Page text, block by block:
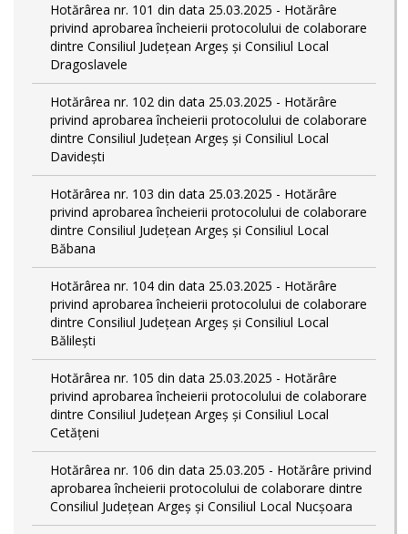
Hotărârea nr. 101 din data 25.03.2025 - Hotărâre
privind aprobarea încheierii protocolului de colaborare
dintre Consiliul Județean Argeș și Consiliul Local
Dragoslavele
Hotărârea nr. 102 din data 25.03.2025 - Hotărâre
privind aprobarea încheierii protocolului de colaborare
dintre Consiliul Județean Argeș și Consiliul Local
Davidești
Hotărârea nr. 103 din data 25.03.2025 - Hotărâre
privind aprobarea încheierii protocolului de colaborare
dintre Consiliul Județean Argeș și Consiliul Local
Băbana
Hotărârea nr. 104 din data 25.03.2025 - Hotărâre
privind aprobarea încheierii protocolului de colaborare
dintre Consiliul Județean Argeș și Consiliul Local
Bălilești
Hotărârea nr. 105 din data 25.03.2025 - Hotărâre
privind aprobarea încheierii protocolului de colaborare
dintre Consiliul Județean Argeș și Consiliul Local
Cetățeni
Hotărârea nr. 106 din data 25.03.205 - Hotărâre privind
aprobarea încheierii protocolului de colaborare dintre
Consiliul Județean Argeș și Consiliul Local Nucșoara